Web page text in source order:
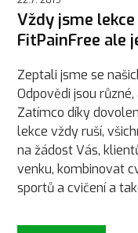
Vždy jsme
FitPainFree ale
Zeptali jsme se
Odpovědi jsou
Zatímco díky
lekce vždy ruší,
na žádost Vás,
venku, kombinovat
sportů a cvičení a